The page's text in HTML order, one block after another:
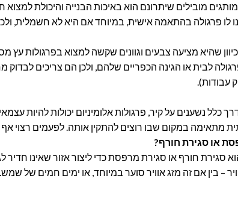
מובילים שיתרונם הוא באיכות הבנייה והיכולת
לו פרגולה בהתאמה אישית, במיוחד אם היא לא חשמלית,
שהיא מציעה צבעים וגוונים שקשה למצוא בפרגולות עץ
לבית או הגינה הכפריים שלהם, ולכן הם צריכים
עבודות).
כלל נשענים על קיר, פרגולות אלומיניום יכולות להיות
מתאימה במקום שבו רוצים להתקין אותה. לפעמים רצוי אף
או סגירת חורף?
סגירת חורף או סגירת מרפסת כדי ליצור אזור שאינו
– בין אם זה מזג אוויר סוער במיוחד, או ימים חמים